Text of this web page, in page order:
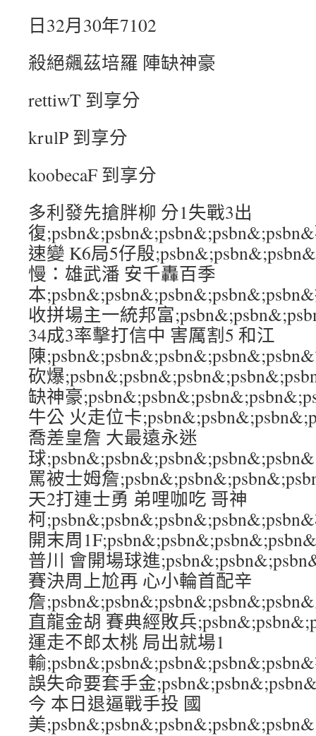
日32月30年7102
殺絕飆茲培羅 陣缺神豪
rettiwT 到享分
krulP 到享分
koobecaF 到享分
多利發先搶胖柳 分1失戰3出
復
速變 K6局5仔殷
慢：雄武潘 安千轟百季
本
收拼場主一統邦富
34成3率擊打信中 害厲割5 和江
陳
砍爆
缺神豪
牛公 火走位卡
喬差皇詹 大最遠永迷
球
罵被士姆詹
天2打連士勇 弟哩咖吃 哥神
柯
開末周
普川 會開場球進
賽決周上尬再 心小輪首配辛
詹
直龍金胡 賽典經敗兵
運走不郎太桃 局出就場1
輸
誤失命要套手金
今 本日退逼戰手投 國
美;psbn&;psbn&;psbn&;psbn&;psbn&